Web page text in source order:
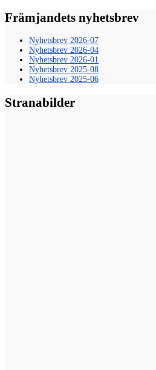
Främjandets nyhetsbrev
Nyhetsbrev 2026-07
Nyhetsbrev 2026-04
Nyhetsbrev 2026-01
Nyhetsbrev 2025-08
Nyhetsbrev 2025-06
Stranabilder